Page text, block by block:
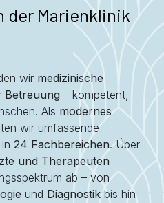
der Marienklinik
wir medizinische
Betreuung – kompetent,
Als modernes
wir umfassende
24 Fachbereichen. Über
und Therapeuten
ab – von
und Diagnostikbis hin